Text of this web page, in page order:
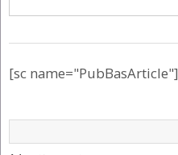
[sc name="PubBasArticle"]